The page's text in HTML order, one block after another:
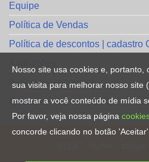
Equipe
Política de Vendas
Política de descontos | cadastro
Avalie a sua compra
Contato
Nosso site usa cookies e, portanto,
sua visita para melhorar nosso site
mostrar a você conteúdo de mídia
Por favor, veja nossa página
concorde clicando no botão 'Aceitar'